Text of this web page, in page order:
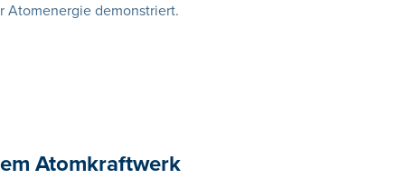
Atomenergie demonstriert.
Atomkraftwerk